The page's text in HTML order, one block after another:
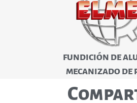
FUNDICIÓN DE
MECANIZADO DE